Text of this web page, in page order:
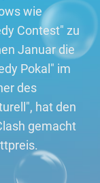
wie
Contest" zu
Januar die
Pokal" im
des
hat den
gemacht